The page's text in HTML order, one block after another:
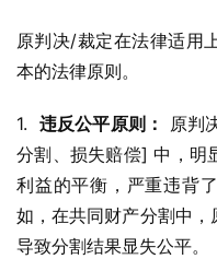
原判决/裁定在法律适用
本的法律原则。
1. 违反公平原则：
原判
分割、损失赔偿] 中，明
利益的平衡，严重违背
如，在共同财产分割中，
导致分割结果显失公平。